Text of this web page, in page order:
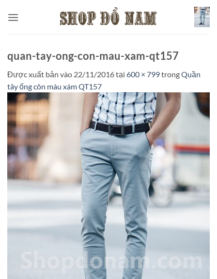
qua
quan-tay-ong-con-mau-xam-qt157
Được xuất bản vào 22/11/2016tại 600 × 799trongQuần
tây ống côn màu xám QT157